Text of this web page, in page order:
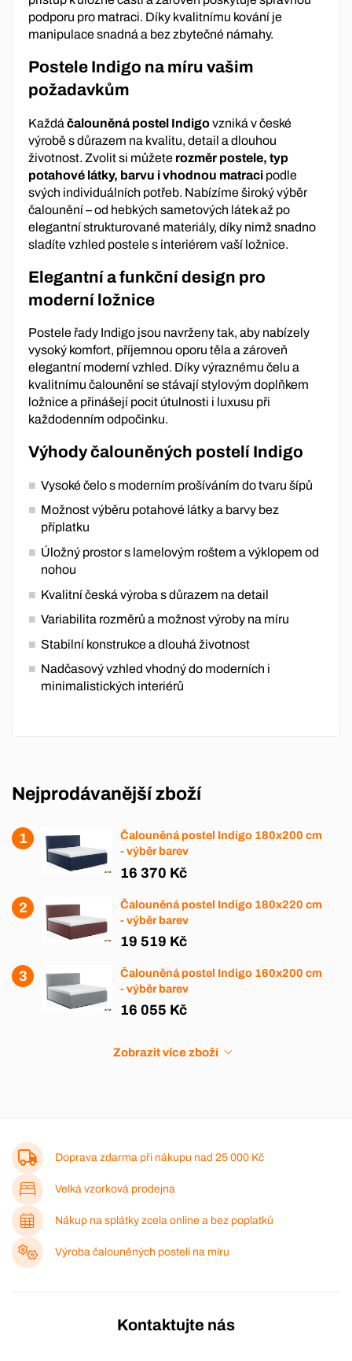
podporu pro matraci. Díky kvalitnímu kování je
manipulace snadná a bez zbytečné námahy.
Postele Indigo na míru vašim
požadavkům
Každá čalouněná postel Indigovzniká v české
výrobě s důrazem na kvalitu, detail a dlouhou
životnost. Zvolit si můžete rozměr postele, typ
potahové látky, barvu i vhodnou matraci podle
svých individuálních potřeb. Nabízíme široký výběr
čalounění – od hebkých sametových látek až po
elegantní strukturované materiály, díky nimž snadno
sladíte vzhled postele s interiérem vaší ložnice.
Elegantní a funkční design pro
moderní ložnice
Postele řady Indigo jsou navrženy tak, aby nabízely
vysoký komfort, příjemnou oporu těla a zároveň
elegantní moderní vzhled. Díky výraznému čelu a
kvalitnímu čalounění se stávají stylovým doplňkem
ložnice a přinášejí pocit útulnosti i luxusu při
každodenním odpočinku.
Výhody čalouněných postelí Indigo
Vysoké čelo s moderním prošíváním do tvaru šípů
Možnost výběru potahové látky a barvy bez
příplatku
Úložný prostor s lamelovým roštem a výklopem od
nohou
Kvalitní česká výroba s důrazem na detail
Variabilita rozměrů a možnost výroby na míru
Stabilní konstrukce a dlouhá životnost
Nadčasový vzhled vhodný do moderních i
minimalistických interiérů
Nejprodávanější zboží
Čalouněná postel Indigo 180x200 cm
- výběr barev
16 370 Kč
Čalouněná postel Indigo 180x220 cm
- výběr barev
19 519 Kč
Čalouněná postel Indigo 160x200 cm
- výběr barev
16 055 Kč
Zobrazit více zboží
Doprava zdarma při nákupu nad 25 000 Kč
Velká vzorková prodejna
Nákup na splátky zcela online a bez poplatků
Výroba čalouněných postelí na míru
Kontaktujte nás